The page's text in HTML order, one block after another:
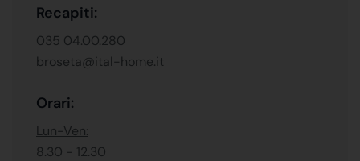
Recapiti:
035 04.00.280
broseta@ital-home.it
Orari:
Lun-Ven:
8.30 - 12.30